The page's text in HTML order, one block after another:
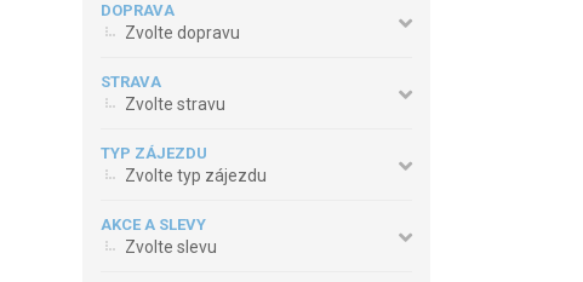
DOPRAVA
Zvolte dopravu
STRAVA
Zvolte stravu
TYP ZÁJEZDU
Zvolte typ zájezdu
AKCE A SLEVY
Zvolte slevu